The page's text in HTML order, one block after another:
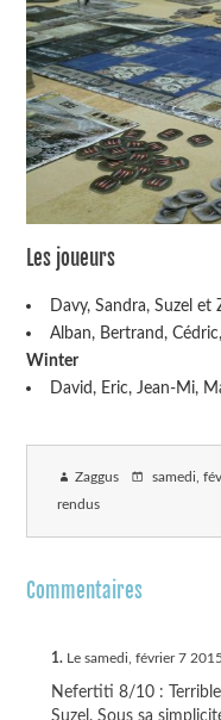
Les joueurs
Davy, Sandra, Suzel et
Alban, Bertrand,
Winter
David, Eric, Jean-Mi,
Zaggus samedi,
rendus
Commentaires
1.Le samedi, février 7
Nefertiti 8/10 :
Suzel. Sous sa